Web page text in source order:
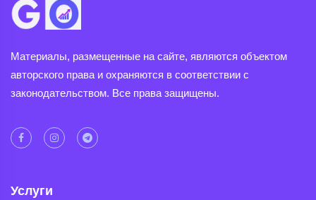
Материалы, размещенные на сайте, являются объектом
авторского права и охраняются в соответствии с
законодательством. Все права защищены.
Услуги